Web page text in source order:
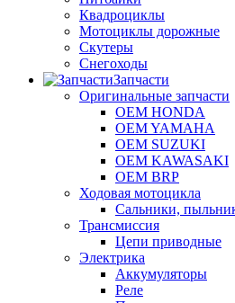
Квадроциклы
Мотоциклы дорожные
Скутеры
Снегоходы
Запчасти
Оригинальные запчасти
OEM HONDA
OEM YAMAHA
OEM SUZUKI
OEM KAWASAKI
OEM BRP
Ходовая мотоцикла
Сальники,
Трансмиссия
Цепи приводные
Электрика
Аккумуляторы
Реле